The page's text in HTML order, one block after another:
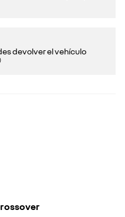
devolver el vehículo